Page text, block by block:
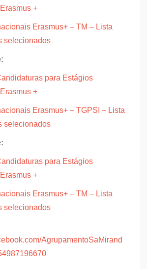
+
Erasmus+ – TM – Lista
selecionados
para Estágios
+
Erasmus+ – TGPSI – Lista
selecionados
para Estágios
+
Erasmus+ – TM – Lista
selecionados
AgrupamentoSaMirand